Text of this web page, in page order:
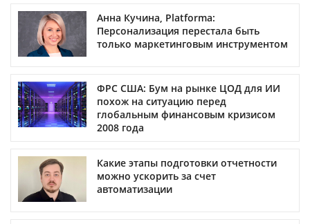
Анна Кучина, Platforma:
Персонализация перестала быть
только маркетинговым инструментом
ФРС США: Бум на рынке ЦОД для ИИ
похож на ситуацию перед
глобальным финансовым кризисом
2008 года
Какие этапы подготовки отчетности
можно ускорить за счет
автоматизации